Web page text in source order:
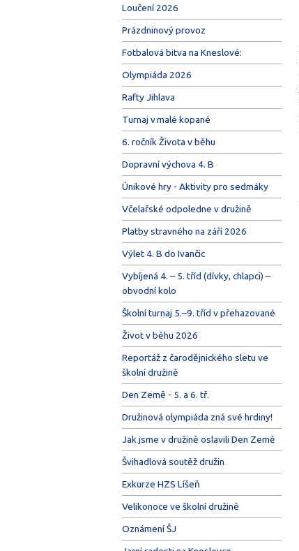
Loučení 2026
Prázdninový provoz
Fotbalová bitva na Kneslové:
Olympiáda 2026
Rafty Jihlava
Turnaj v malé kopané
6. ročník Života v běhu
Dopravní výchova 4. B
Únikové hry - Aktivity pro sedmáky
Včelařské odpoledne v družině
Platby stravného na září 2026
Výlet 4. B do Ivančic
Vybíjená 4. – 5. tříd (dívky, chlapci) –
obvodní kolo
Školní turnaj 5.–9. tříd v přehazované
Život v běhu 2026
Reportáž z čarodějnického sletu ve
školní družině
Den Země - 5. a 6. tř.
Družinová olympiáda zná své hrdiny!
Jak jsme v družině oslavili Den Země
Švihadlová soutěž družin
Exkurze HZS Líšeň
Velikonoce ve školní družině
Oznámení ŠJ